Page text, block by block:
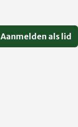
Aanmelden als lid